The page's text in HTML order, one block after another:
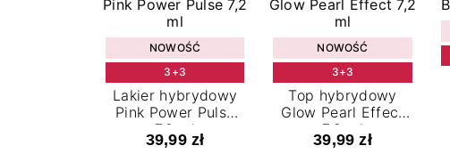
NOWOŚĆ
3+3
Lakier hybrydowy
Pink Power Pulse
7,2 ml
39,99 zł
NOWOŚĆ
3+3
Top hybrydowy
Glow Pearl Effect
7,2 ml
39,99 zł